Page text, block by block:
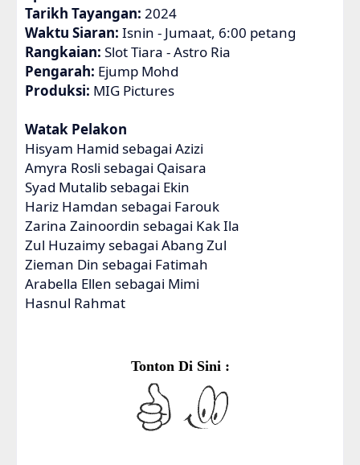
Tarikh Tayangan: 2024
Waktu Siaran: Isnin - Jumaat, 6:00 petang
Rangkaian: Slot Tiara - Astro Ria
Pengarah: Ejump Mohd
Produksi: MIG Pictures
Watak Pelakon
Hisyam Hamid sebagai Azizi
Amyra Rosli sebagai Qaisara
Syad Mutalib sebagai Ekin
Hariz Hamdan sebagai Farouk
Zarina Zainoordin sebagai Kak Ila
Zul Huzaimy sebagai Abang Zul
Zieman Din sebagai Fatimah
Arabella Ellen sebagai Mimi
Hasnul Rahmat
Tonton Di Sini :